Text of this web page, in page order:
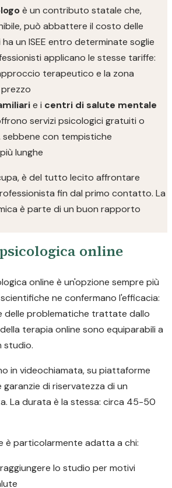
è un contributo statale che,
può abbattere il costo delle
un ISEE entro determinate soglie
applicano le stesse tariffe:
terapeutico e la zona
e i centri di salute mentale
servizi psicologici gratuiti o
sebbene con tempistiche
lunghe
è del tutto lecito affrontare
fin dal primo contatto. La
è parte di un buon rapporto
online
online è un'opzione sempre più
ne confermano l'efficacia:
delle problematiche trattate dallo
terapia online sono equiparabili a
studio.
in videochiamata, su piattaforme
di riservatezza di un
La durata è la stessa: circa 45-50
è particolarmente adatta a chi:
lo studio per motivi